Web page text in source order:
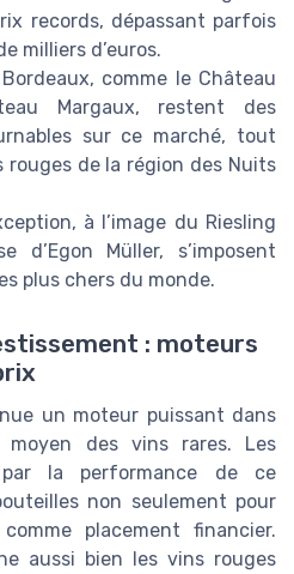
records, dépassant parfois
milliers d’euros.
comme le Château
Margaux, restent des
sur ce marché, tout
rouges de la région des Nuits
à l’image du Riesling
d’Egon Müller, s’imposent
plus chers du monde.
: moteurs
un moteur puissant dans
moyen des vins rares. Les
par la performance de ce
non seulement pour
placement financier.
aussi bien les vins rouges